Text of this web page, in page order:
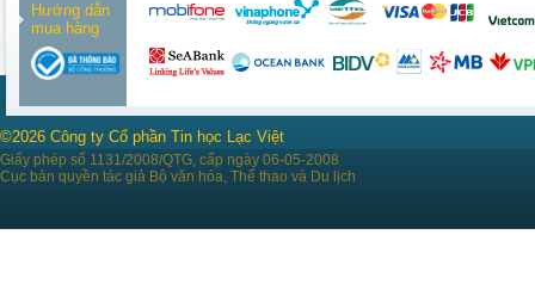
Hướng dẫn
mua hàng
©2026 Công ty Cổ phần Tin học Lạc Việt
Giấy phép số 1131/2008/QTG, cấp ngày 06-05-2008
Cục bản quyền tác giả Bộ văn hóa, Thể thao và Du lịch